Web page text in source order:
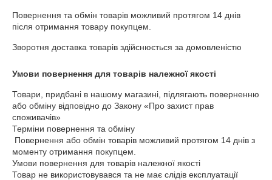
Повернення та обмін товарів можливий протягом 14 днів
після отримання товару покупцем.
Зворотня доставка товарів здійснюється за домовленістю
Умови повернення для товарів належної якості
Товари, придбані в нашому магазині, підлягають поверненню
або обміну відповідно до Закону «Про захист прав
споживачів»
Терміни повернення та обміну
моменту отримання покупцем.
Умови повернення для товарів належної якості
Товар не використовувався та не має слідів експлуатації